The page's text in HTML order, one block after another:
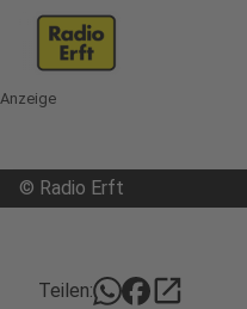
Anzeige
© Radio Erft
Teilen: open_in_new